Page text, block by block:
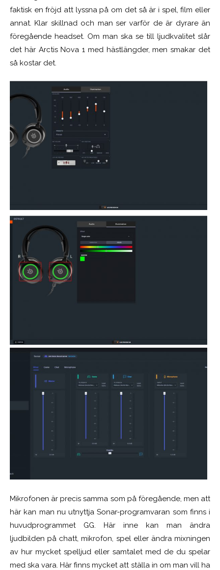
faktisk en fröjd att lyssna på om det så är i spel, film eller
annat. Klar skillnad och man ser varför de är dyrare än
föregående headset. Om man ska se till ljudkvalitet slår
det här Arctis Nova 1 med hästlängder, men smakar det
så kostar det.
Mikrofonen är precis samma som på föregående, men att
här kan man nu utnyttja Sonar-programvaran som finns i
huvudprogrammet GG. Här inne kan man ändra
ljudbilden på chatt, mikrofon, spel eller ändra mixningen
av hur mycket spelljud eller samtalet med de du spelar
med ska vara. Här finns mycket att ställa in om man vill ha